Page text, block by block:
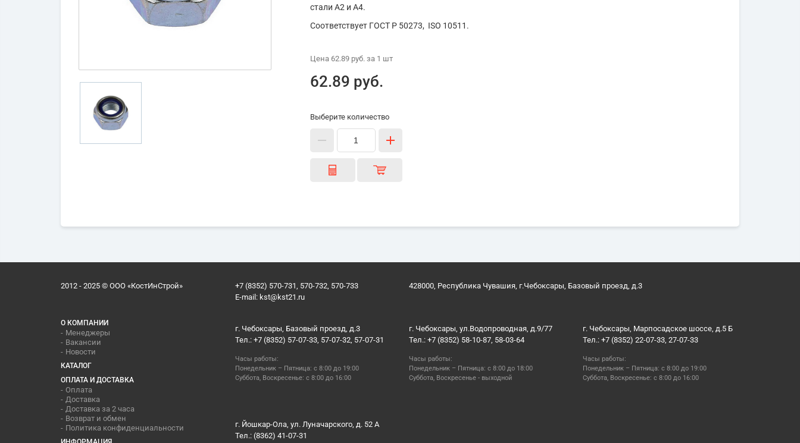
стали А2 и А4.
Соответствует ГОСТ Р 50273, ISO 10511.
Цена 62.89 руб.за 1 шт
62.89 руб.
Выберите количество
2012 - 2025 © ООО «КостИнСтрой»
+7 (8352) 570-731, 570-732, 570-733
E-mail: kst@kst21.ru
428000, Республика Чувашия, г.Чебоксары, Базовый проезд, д.3
О КОМПАНИИ
Менеджеры
Вакансии
Новости
КАТАЛОГ
ОПЛАТА И ДОСТАВКА
Оплата
Доставка
Доставка за 2 часа
Возврат и обмен
Политика конфиденциальности
г. Чебоксары, Базовый проезд, д.3
Тел.: +7 (8352) 57-07-33, 57-07-32, 57-07-31
Часы работы:
Понедельник – Пятница: с 8:00 до 19:00
Суббота, Воскресенье: с 8:00 до 16:00
г. Чебоксары, ул.Водопроводная, д.9/77
Тел.: +7 (8352) 58-10-87, 58-03-64
Часы работы:
Понедельник – Пятница: с 8:00 до 18:00
Суббота, Воскресенье - выходной
г. Чебоксары, Марпосадское шоссе, д.5 Б
Тел.: +7 (8352) 22-07-33, 27-07-33
Часы работы:
Понедельник – Пятница: с 8:00 до 19:00
Суббота, Воскресенье: с 8:00 до 16:00
г. Йошкар-Ола, ул. Луначарского, д. 52 А
Тел.: (8362) 41-07-31